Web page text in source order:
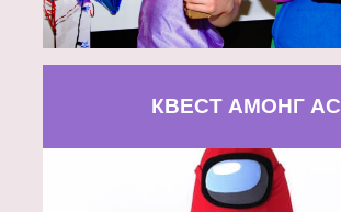
КВЕСТ АМОНГ АС